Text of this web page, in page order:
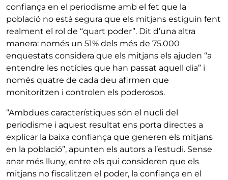
confiança en el periodisme amb el fet que la
població no està segura que els mitjans estiguin fent
realment el rol de “quart poder”. Dit d’una altra
manera: només un 51% dels més de 75.000
enquestats considera que els mitjans els ajuden “a
entendre les notícies que han passat aquell dia” i
només quatre de cada deu afirmen que
monitoritzen i controlen els poderosos.
“Ambdues característiques són el nucli del
periodisme i aquest resultat ens porta directes a
explicar la baixa confiança que generen els mitjans
en la població”, apunten els autors a l’estudi. Sense
anar més lluny, entre els qui consideren que els
mitjans no fiscalitzen el poder, la confiança en el